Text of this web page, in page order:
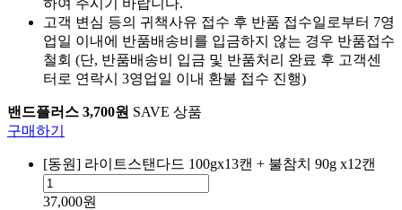
고객 변심 등의 귀책사유 접수 후 반품 접수일로부터 7영
업일 이내에 반품배송비를 입금하지 않는 경우 반품접수
철회 (단, 반품배송비 입금 및 반품처리 완료 후 고객센
터로 연락시 3영업일 이내 환불 접수 진행)
밴드플러스 3,700원 SAVE 상품
구매하기
[동원] 라이트스탠다드 100gx13캔 + 불참치 90g x12캔
37,000원